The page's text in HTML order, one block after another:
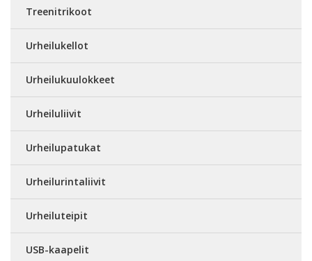
Treenitrikoot
Urheilukellot
Urheilukuulokkeet
Urheiluliivit
Urheilupatukat
Urheilurintaliivit
Urheiluteipit
USB-kaapelit